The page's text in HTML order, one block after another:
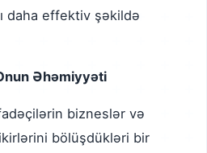
daha effektiv şəkildə
Əhəmiyyəti
bizneslər və
bölüşdükləri bir